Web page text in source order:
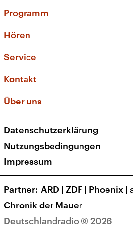
Programm
Sendungen und Podcasts
Musikliste
Kakadu – Das
Hören
Frequenzen (UKW + DAB+)
Service
FAQ
Apps
Newsletter
Veranstaltungen
Kontakt
Social Media
Über uns
Presse
Karriere
Transparenz
Deutschlandradio © 2026
Datenschutzerklärung
Nutzungsbedingungen
Impressum
Partner ARD | ZDF | Phoenix |
Chronik der Mauer